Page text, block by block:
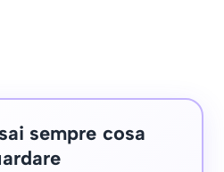
sempre cosa